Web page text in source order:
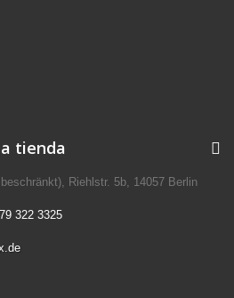
tienda
Riehlstr. 5b, 14057 Berlin
322 3325